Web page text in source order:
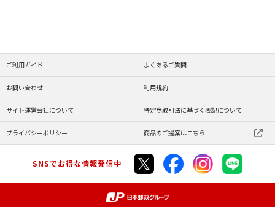
ご利用ガイド よくあるご質問
お問い合わせ 利用規約
サイト運営会社について 特定商取引法に基づく表記について
プライバシーポリシー 商品のご提案はこちら
SNSでお得な情報発信中